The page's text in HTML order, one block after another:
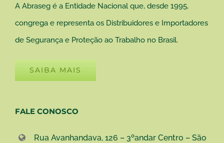
A Abraseg é a Entidade Nacional que, desde 1995,
congrega e representa os Distribuidores e Importadores
de Segurança e Proteção ao Trabalho no Brasil.
SAIBA MAIS
FALE CONOSCO
Rua Avanhandava, 126 – 3ºandar Centro – São